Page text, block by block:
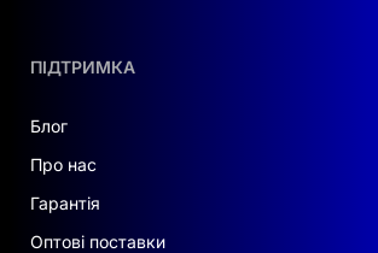
ПІДТРИМКА
Блог
Про нас
Гарантія
Оптові поставки